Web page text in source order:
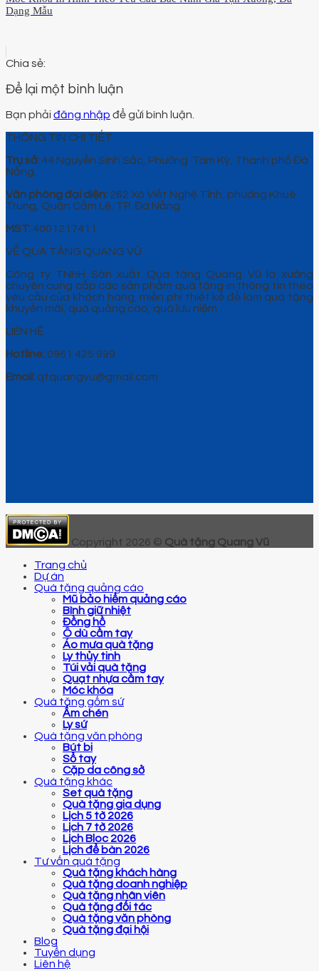
Dạng Mẫu
Để lại một bình luận
Bạn phải đăng nhập để gửi bình luận.
THÔNG TIN CHI TIẾT
Trụ sở: 44 Nguyễn Sinh Sắc, Phường Tam Kỳ, Thành phố Đà
Nẵng.
Văn phòng đại diện: 262 Xô Viết Nghệ Tĩnh, phường Khuê
Trung, Quận Cẩm Lệ, TP. Đà Nẵng.
MST: 4001217411
VỀ QUÀ TẶNG QUANG VŨ
Công ty TNHH Sản xuất Quà tặng Quang Vũ là xưởng
chuyên cung cấp các sản phẩm quà tặng in thông tin theo
yêu cầu của khách hàng, miễn phí thiết kế để làm quà tặng
khuyến mãi, quà quảng cáo, quà lưu niệm…
LIÊN HỆ
Hotline: 0961 425 999
Email: qtquangvu@gmail.com
Copyright 2026 © Quà tặng Quang Vũ
Trang chủ
Dự án
Quà tặng quảng cáo
Mũ bảo hiểm quảng cáo
Bình giữ nhiệt
Đồng hồ
Ô dù cầm tay
Áo mưa quà tặng
Ly thủy tinh
Túi vải quà tặng
Quạt nhựa cầm tay
Móc khóa
Quà tặng gốm sứ
Ấm chén
Ly sứ
Quà tặng văn phòng
Bút bi
Sổ tay
Cặp da công sở
Quà tặng khác
Set quà tặng
Quà tặng gia dụng
Lịch 5 tờ 2026
Lịch 7 tờ 2026
Lịch Bloc 2026
Lịch để bàn 2026
Tư vấn quà tặng
Quà tặng khách hàng
Quà tặng doanh nghiệp
Quà tặng nhân viên
Quà tặng đối tác
Quà tặng văn phòng
Quà tặng đại hội
Blog
Tuyển dụng
Liên hệ